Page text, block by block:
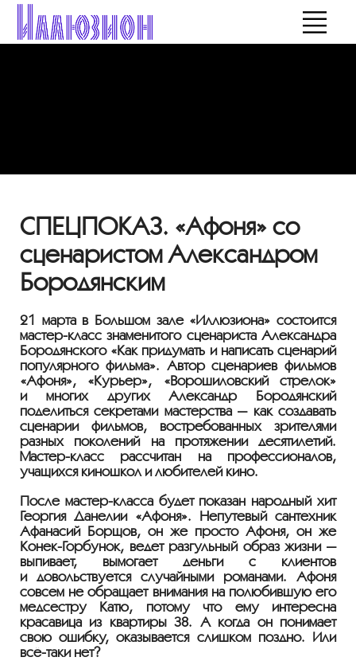
СПЕЦПОКАЗ. «Афоня» со
сценаристом Александром
Бородянским
21 марта в Большом зале «Иллюзиона» состоится
мастер-класс знаменитого сценариста Александра
Бородянского «Как придумать и написать сценарий
популярного фильма». Автор сценариев фильмов
«Афоня», «Курьер», «Ворошиловский стрелок»
и многих других Александр Бородянский
поделиться секретами мастерства — как создавать
сценарии фильмов, востребованных зрителями
разных поколений на протяжении десятилетий.
Мастер-класс рассчитан на профессионалов,
учащихся киношкол и любителей кино.
После мастер-классабудет показан народный хит
Георгия Данелии «Афоня». Непутевый сантехник
Афанасий Борщов, он же просто Афоня, он же
Конек-Горбунок, ведет разгульный образ жизни —
выпивает, вымогает деньги с клиентов
и довольствуется случайными романами. Афоня
совсем не обращает внимания на полюбившую его
медсестру Катю, потому что ему интересна
красавица из квартиры 38. А когда он понимает
свою ошибку, оказывается слишком поздно. Или
всё-такинет?